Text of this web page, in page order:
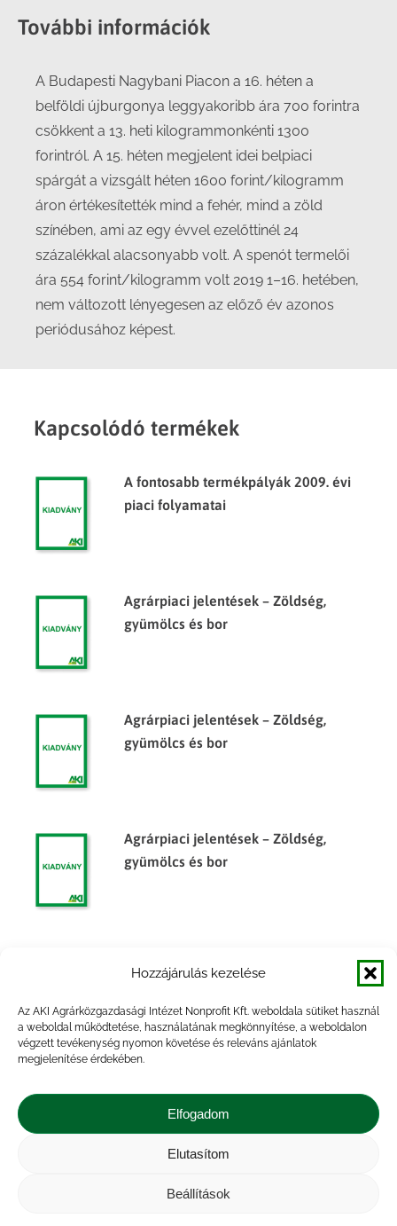
Hozzájárulás kezelése
Az AKI Agrárközgazdasági Intézet Nonprofit Kft. weboldala sütiket használ
a weboldal működtetése, használatának megkönnyítése, a weboldalon
végzett tevékenység nyomon követése és releváns ajánlatok
megjelenítése érdekében.
Elfogadom
Elutasítom
Beállítások
További információk
A Budapesti Nagybani Piacon a 16. héten a
belföldi újburgonya leggyakoribb ára 700 forintra
csökkent a 13. heti kilogrammonkénti 1300
forintról. A 15. héten megjelent idei belpiaci
spárgát a vizsgált héten 1600 forint/kilogramm
áron értékesítették mind a fehér, mind a zöld
színében, ami az egy évvel ezelőttinél 24
százalékkal alacsonyabb volt. A spenót termelői
ára 554 forint/kilogramm volt 2019 1–16. hetében,
nem változott lényegesen az előző év azonos
periódusához képest.
Kapcsolódó termékek
A fontosabb termékpályák 2009. évi
piaci folyamatai
Agrárpiaci jelentések – Zöldség,
gyümölcs és bor
Agrárpiaci jelentések – Zöldség,
gyümölcs és bor
Agrárpiaci jelentések – Zöldség,
gyümölcs és bor
gyümölcs és bor
készletalakulása, 2014. év